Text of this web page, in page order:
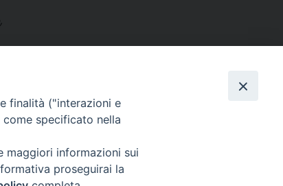
finalità ("interazioni e
specificato nella
maggiori informazioni sui
proseguirai la